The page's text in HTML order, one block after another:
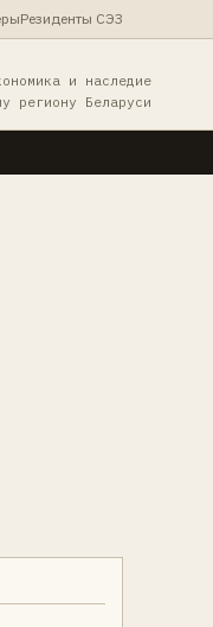
Резиденты СЭЗ
и наследие
региону Беларуси